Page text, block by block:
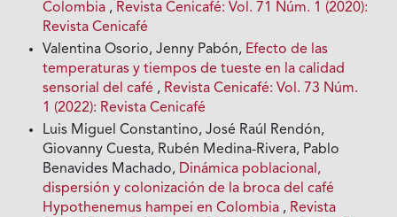
Colombia , Revista Cenicafé: Vol. 71 Núm. 1 (2020):
Revista Cenicafé
Valentina Osorio, Jenny Pabón, Efecto de las
temperaturas y tiempos de tueste en la calidad
sensorial del café , Revista Cenicafé: Vol. 73 Núm.
1 (2022): Revista Cenicafé
Luis Miguel Constantino, José Raúl Rendón,
Giovanny Cuesta, Rubén Medina-Rivera, Pablo
Benavides Machado, Dinámica poblacional,
dispersión y colonización de la broca del café
Hypothenemus hampei en Colombia , Revista